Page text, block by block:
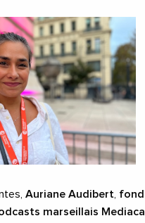
Auriane Audibert
marseillais